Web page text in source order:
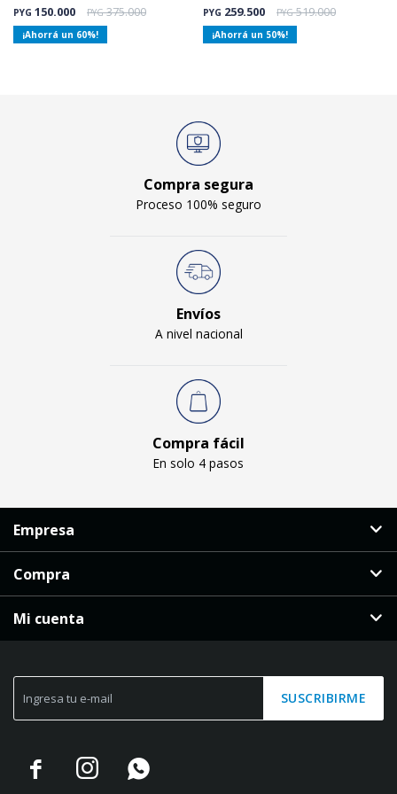
PYG 150.000 PYG 375.000
60
PYG 259.500 PYG 519.000
50
Compra segura
Proceso 100% seguro
Envíos
A nivel nacional
Compra fácil
En solo 4 pasos
SUSCRIBIRME
  
Empresa
Compra
Mi cuenta